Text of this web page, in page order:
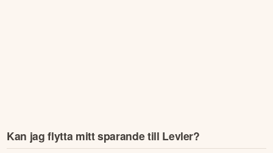
Kan jag flytta mitt sparande till Levler?